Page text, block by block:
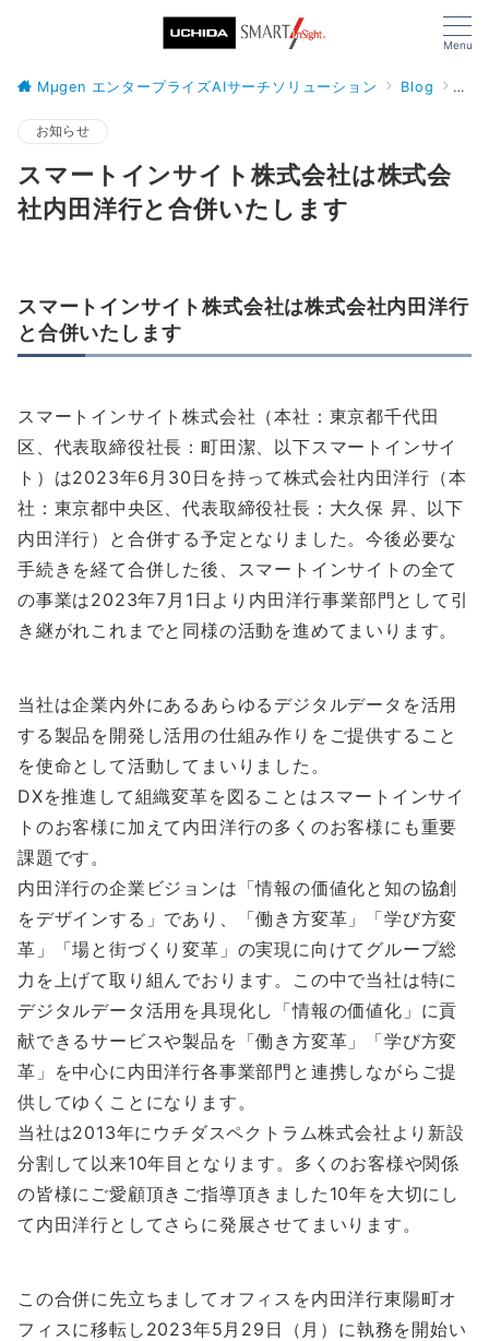
Menu
Mµgen エンタープライズAIサーチソリューション Blog お
お知らせ
スマートインサイト株式会社は株式会
社内田洋行と合併いたします
スマートインサイト株式会社は株式会社内田洋行
と合併いたします
スマートインサイト株式会社（本社：東京都千代田
区、代表取締役社長：町田潔、以下スマートインサイ
ト）は2023年6月30日を持って株式会社内田洋行（本
社：東京都中央区、代表取締役社長：大久保 昇、以下
内田洋行）と合併する予定となりました。今後必要な
手続きを経て合併した後、スマートインサイトの全て
の事業は2023年7月1日より内田洋行事業部門として引
き継がれこれまでと同様の活動を進めてまいります。
当社は企業内外にあるあらゆるデジタルデータを活用
する製品を開発し活用の仕組み作りをご提供すること
を使命として活動してまいりました。
DXを推進して組織変革を図ることはスマートインサイ
トのお客様に加えて内田洋行の多くのお客様にも重要
課題です。
内田洋行の企業ビジョンは「情報の価値化と知の協創
をデザインする」であり、「働き方変革」「学び方変
革」「場と街づくり変革」の実現に向けてグループ総
力を上げて取り組んでおります。この中で当社は特に
デジタルデータ活用を具現化し「情報の価値化」に貢
献できるサービスや製品を「働き方変革」「学び方変
革」を中心に内田洋行各事業部門と連携しながらご提
供してゆくことになります。
当社は2013年にウチダスペクトラム株式会社より新設
分割して以来10年目となります。多くのお客様や関係
の皆様にご愛顧頂きご指導頂きました10年を大切にし
て内田洋行としてさらに発展させてまいります。
この合併に先立ちましてオフィスを内田洋行東陽町オ
フィスに移転し2023年5月29日（月）に執務を開始い